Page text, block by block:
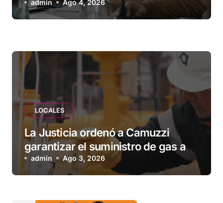
Municipio: “Vuoto deja afuera a
vecinos que llevan más de 20 años
admin Ago 4, 2026
LOCALES
La Justicia ordenó a Camuzzi
garantizar el suministro de gas a
una familia de Tolhuin
admin Ago 3, 2026